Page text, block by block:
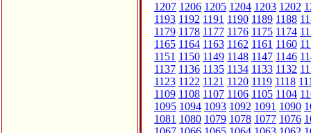
1207 1206 1205 1204 1203 1202
1193 1192 1191 1190 1189 1188
1179 1178 1177 1176 1175 1174
1165 1164 1163 1162 1161 1160
1151 1150 1149 1148 1147 1146
1137 1136 1135 1134 1133 1132
1123 1122 1121 1120 1119 1118
1109 1108 1107 1106 1105 1104
1095 1094 1093 1092 1091 1090
1081 1080 1079 1078 1077 1076